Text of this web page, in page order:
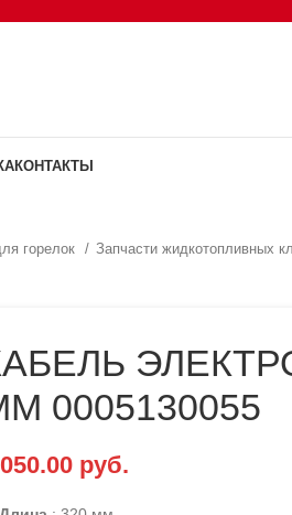
КОНТАКТЫ
горелок
Запчасти жидкотопливных
0005130055
руб.